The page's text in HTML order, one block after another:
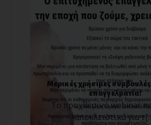
Μερικές χρήσιμες
επαγγελματία!
Το προχθεσινό webinar
αποκλειστικά για